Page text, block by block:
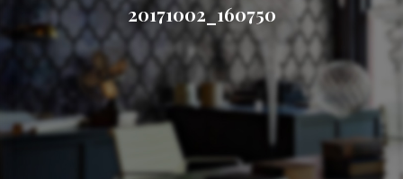
20171002_160750